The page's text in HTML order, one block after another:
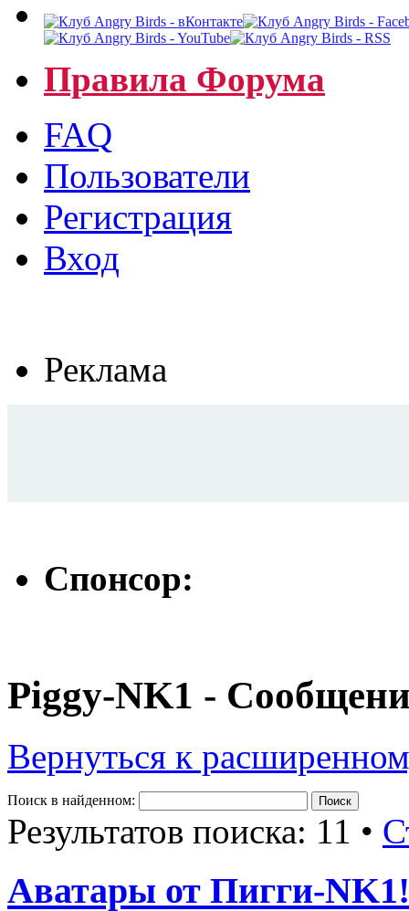
Правила Форума
FAQ
Пользователи
Регистрация
Вход
Реклама
Спонсор:
Piggy-NK1 -
Вернуться к
Поиск в найденном:
Результатов поиска: 11 •
Аватары от Пигги-NK1!